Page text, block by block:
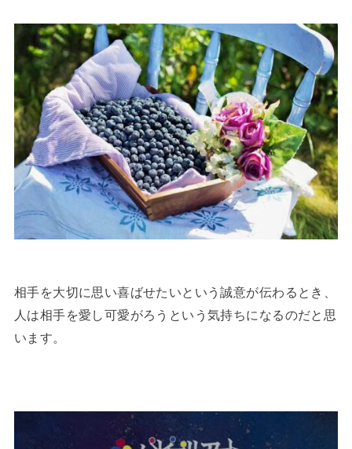
相手を大切に思い喜ばせたいという誠意が伝わるとき、
人は相手を愛し可愛がろうという気持ちになるのだと思
います。